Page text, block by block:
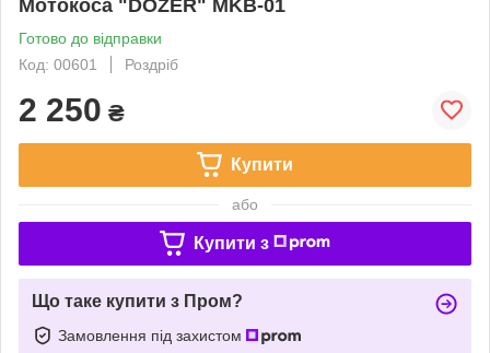
Мотокоса "DOZER" MKB-01
Готово до відправки
Код: 00601
Роздріб
2 250 ₴
Купити
або
Купити з
Що таке купити з Пром?
Замовлення під захистом